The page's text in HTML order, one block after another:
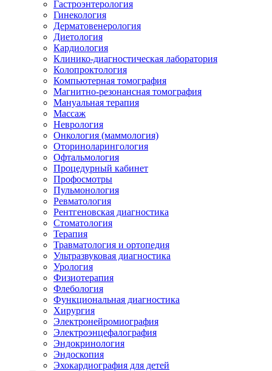
Гастроэнтерология
Гинекология
Дерматовенерология
Диетология
Кардиология
Клинико-диагностическая лаборатория
Колопроктология
Компьютерная томография
Магнитно-резонансная томография
Мануальная терапия
Массаж
Неврология
Онкология (маммология)
Оториноларингология
Офтальмология
Процедурный кабинет
Профосмотры
Пульмонология
Ревматология
Рентгеновская диагностика
Стоматология
Терапия
Травматология и ортопедия
Ультразвуковая диагностика
Урология
Физиотерапия
Флебология
Функциональная диагностика
Хирургия
Электронейромиография
Электроэнцефалография
Эндокринология
Эндоскопия
Эхокардиография для детей